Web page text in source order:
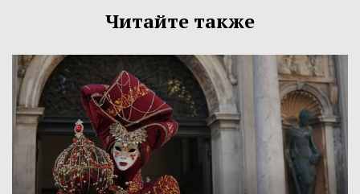
Читайте также